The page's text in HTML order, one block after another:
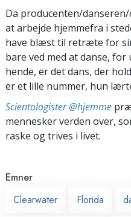
Da producenten/
at arbejde hjemmefra i
have blæst til retræte for
bare ved med at danse,
hende, er det dans, der
er et lille nummer, hun
Scientologister @hjemme
mennesker verden over,
raske og trives i livet.
Emner
Clearwater
Florida